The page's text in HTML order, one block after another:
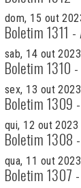
dom, 15 out
Boletim 1311
sab, 14 out 2023
Boletim 1310
sex, 13 out 2023
Boletim 1309
qui, 12 out 2023
Boletim 1308
qua, 11 out 2023
Boletim 1307